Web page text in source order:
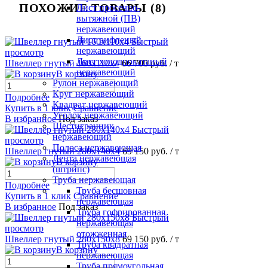
Лист просечно-
вытяжной (ПВ)
нержавеющий
Лист рифленый
нержавеющий
Лист холоднокатаный
нержавеющий
Рулон нержавеющий
Круг нержавеющий
Квадрат нержавеющий
Уголок нержавеющий
Шестигранник
нержавеющий
Полоса нержавеющая
Лента нержавеющая
(штрипс)
Труба нержавеющая
Труба бесшовная
нержавеющая
Труба гофрированная
нержавеющая
отожженная
Труба квадратная
нержавеющая
Труба прямоугольная
ПОХОЖИЕ ТОВАРЫ (8)
Быстрый
просмотр
Швеллер гнутый 160х110х4 66 700 руб. / т
В корзину
Подробнее
Купить в 1 клик Сравнение
В избранное Под заказ
Быстрый
просмотр
Швеллер гнутый 280х140х4 69 150 руб. / т
В корзину
Подробнее
Купить в 1 клик Сравнение
В избранное Под заказ
Быстрый
просмотр
Швеллер гнутый 280х150х8 69 150 руб. / т
В корзину